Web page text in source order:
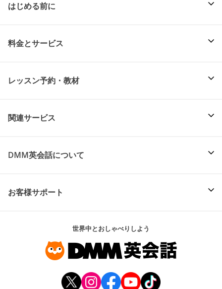
はじめる前に
料金とサービス
レッスン予約・教材
関連サービス
DMM英会話について
お客様サポート
世界中とおしゃべりしよう